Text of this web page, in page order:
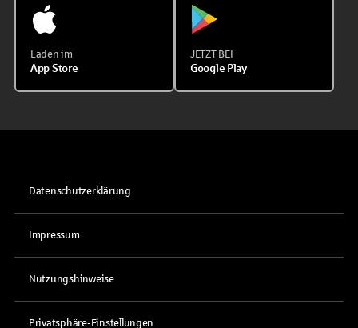
Laden im
App Store
JETZT BEI
Google Play
Datenschutzerklärung
Impressum
Nutzungshinweise
Privatsphäre-Einstellungen